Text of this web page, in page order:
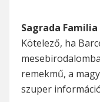
Sagrada
Kötelező, ha
remekmű, a
szuper